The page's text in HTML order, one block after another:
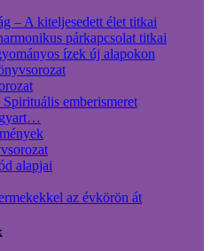
– A kiteljesedett élet titkai
párkapcsolat titkai
ízek új alapokon
emberismeret
alapjai
az évkörön át